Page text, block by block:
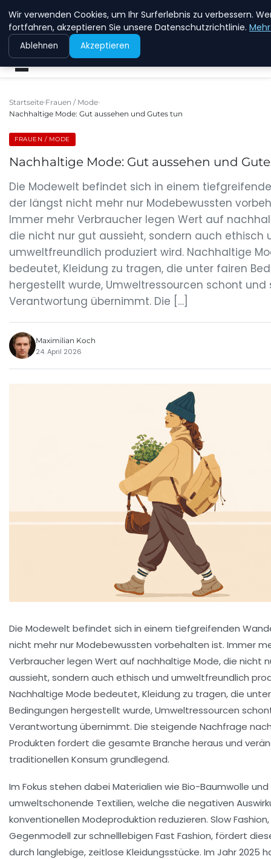
NEW ENERGY JOBS
Startseite Frauen / Mode
Nachhaltige Mode: Gut aussehen und Gutes tun
FRAUEN / MODE
Nachhaltige Mode: Gut aussehen und
Die Modewelt befindet sich in einem
der längst nicht mehr nur Modebewussten
Immer mehr Verbraucher legen Wert auf
die nicht nur gut aussieht, sondern auch ethisch
umweltfreundlich produziert wird. Nachhaltige
bedeutet, Kleidung zu tragen, die unter fairen
hergestellt wurde, Umweltressourcen schont und
Verantwortung übernimmt. Die […]
Maximilian Koch
24. April 2026
Die Modewelt befindet sich in einem tiefgreifenden
nicht mehr nur Modebewussten vorbehalten ist. Immer
Verbraucher legen Wert auf nachhaltige Mode, die nicht
aussieht, sondern auch ethisch und umweltfreundlich
Nachhaltige Mode bedeutet, Kleidung zu tragen, die
Bedingungen hergestellt wurde, Umweltressourcen
Verantwortung übernimmt. Die steigende Nachfrage
Produkten fordert die gesamte Branche heraus und
traditionellen Konsum grundlegend.
Im Fokus stehen dabei Materialien wie Bio-Baumwolle
umweltschonende Textilien, welche die negativen
konventionellen Modeproduktion reduzieren. Slow
Gegenmodell zur schnelllebigen Fast Fashion, fördert
durch langlebige, zeitlose Kleidungsstücke. Im Jahr 2025
Wir verwenden Cookies, um Ihr Surferlebnis zu verbessern.
fortfahren, akzeptieren Sie unsere Datenschutzrichtlinie.
Ablehnen Akzeptieren